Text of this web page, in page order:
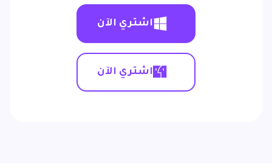
اشتري الآن
اشتري الآن